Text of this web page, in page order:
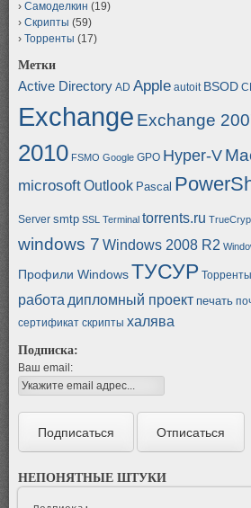
Самоделкин (19)
Скрипты (59)
Торренты (17)
Метки
Active Directory AD Apple autoit BSOD
Exchange Exchange
2010 FSMO Google GPO Hyper-V
microsoftOutlook Pascal
Server smtp SSL Terminal torrents.ru
windows 7 Windows 2008 R2
Профили WindowsТУСУР Торренты
работа дипломный проект печать
сертификат скрипты халява
Подписка:
Ваш email:
НЕПОНЯТНЫЕ ШТУКИ